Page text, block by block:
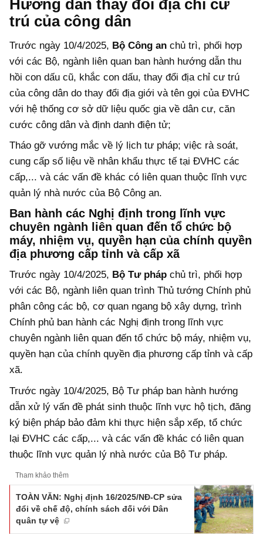
Hướng dẫn thay đổi địa chỉ cư
trú của công dân
Trước ngày 10/4/2025, Bộ Công an chủ trì, phối hợp
với các Bộ, ngành liên quan ban hành hướng dẫn thu
hồi con dấu cũ, khắc con dấu, thay đổi địa chỉ cư trú
của công dân do thay đổi địa giới và tên gọi của ĐVHC
với hệ thống cơ sở dữ liệu quốc gia về dân cư, căn
cước công dân và định danh điện tử;
Tháo gỡ vướng mắc về lý lịch tư pháp; việc rà soát,
cung cấp số liệu về nhân khẩu thực tế tại ĐVHC các
cấp,... và các vấn đề khác có liên quan thuộc lĩnh vực
quản lý nhà nước của Bộ Công an.
Ban hành các Nghị định trong lĩnh vực
chuyên ngành liên quan đến tổ chức bộ
máy, nhiệm vụ, quyền hạn của chính quyền
địa phương cấp tỉnh và cấp xã
Trước ngày 10/4/2025, Bộ Tư pháp chủ trì, phối hợp
với các Bộ, ngành liên quan trình Thủ tướng Chính phủ
phân công các bộ, cơ quan ngang bộ xây dựng, trình
Chính phủ ban hành các Nghị định trong lĩnh vực
chuyên ngành liên quan đến tổ chức bộ máy, nhiệm vụ,
quyền hạn của chính quyền địa phương cấp tỉnh và cấp
xã.
Trước ngày 10/4/2025, Bộ Tư pháp ban hành hướng
dẫn xử lý vấn đề phát sinh thuộc lĩnh vực hộ tịch, đăng
ký biện pháp bảo đảm khi thực hiện sắp xếp, tổ chức
lại ĐVHC các cấp,... và các vấn đề khác có liên quan
thuộc lĩnh vực quản lý nhà nước của Bộ Tư pháp.
Tham khảo thêm
TOÀN VĂN: Nghị định 16/2025/NĐ-CP sửa
đổi về chế độ, chính sách đối với Dân
quân tự vệ